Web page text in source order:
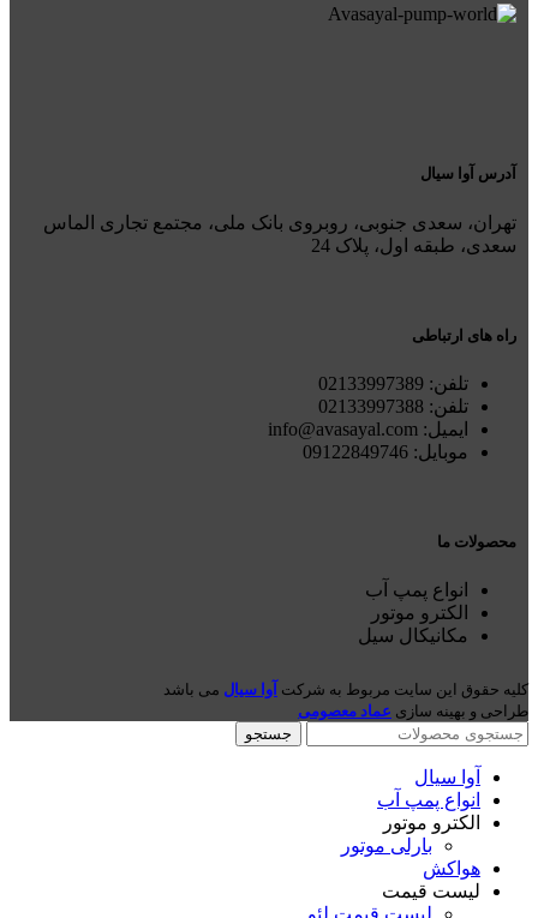
آدرس آوا سیال
تهران، سعدی جنوبی، روبروی بانک ملی، مجتمع تجاری الماس
سعدی، طبقه اول، پلاک 24
راه های ارتباطی
تلفن: 021 33997389
تلفن:
ایمیل: info@avasayal.com
موبایل: 09122849746
محصولات ما
انواع پمپ آب
الکترو موتور
مکانیکال سیل
کلیه حقوق این سایت مربوط به شرکت آوا سیال می باشد
طراحی و بهینه سازی عماد معصومی
جستجو
آوا سیال
انواع پمپ آب
الکترو موتور
بارلی موتور
هواکش
لیست قیمت